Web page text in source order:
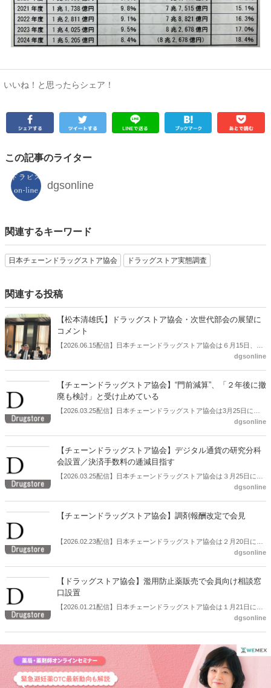
いいね！と思ったらシェア！
この記事のライター
dgsonline
関連するキーワード
日本チェーンドラッグストア協会 ドラッグストア実態調査
関連する投稿
【松本清雄氏】ドラッグストア協会・次世代部会の展望に
コメント
【2026.06.15配信】日本チェーンドラッグストア協会は６月15日、総
会後の会見を開いた。この中で松本清雄氏（マツキヨココカラ＆カン
dgsonline
【チェーンドラッグストア協会】“門前減算”、「２年後に撤
廃も検討」と受け止めている
【2026.03.25配信】日本チェーンドラッグストア協会は3月25日に定
例会見を開いた。この中で副会長の横山英昭氏（コスモス薬品代表取
捗についてコメントした。
dgsonline
【チェーンドラッグストア協会】デジタル通貨の研究分科
会設置／決済手数料の逓減目指す
【2026.03.25配信】日本チェーンドラッグストア協会は３月25日に定
例会見を開いた。この中でデジタル通貨の研究、検討を行う分科会を
dgsonline
【チェーンドラッグストア協会】調剤報酬改定で会見
【2026.02.23配信】日本チェーンドラッグストア協会は２月20日に会
見を開き、「令和８年度調剤報酬改定に対する見解」を公表、説明し
dgsonline
【ドラッグストア協会】濫用防止薬販売で会員向け相談窓
口設置
【2026.01.21配信】日本チェーンドラッグストア協会は１月21日に定
dgsonline